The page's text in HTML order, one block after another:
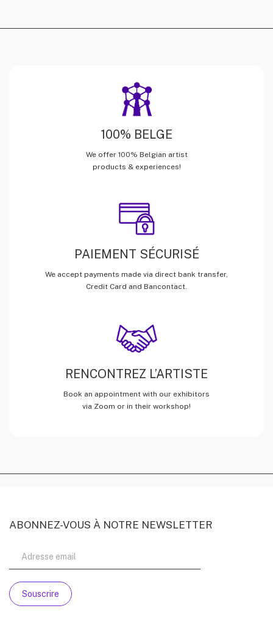
100% BELGE
We offer 100% Belgian artist
products & experiences!
PAIEMENT SÉCURISÉ
We accept payments made via direct bank transfer,
Credit Card and Bancontact.
RENCONTREZ L’ARTISTE
Book an appointment with our exhibitors
via Zoom or in their workshop!
ABONNEZ-VOUS À NOTRE NEWSLETTER